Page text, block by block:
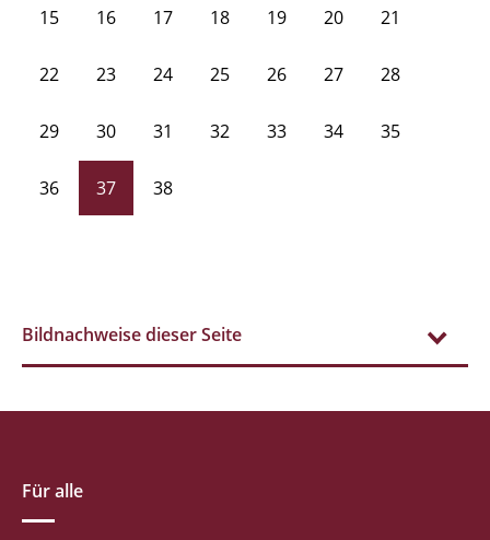
15 16 17 18 19 20 21
22 23 24 25 26 27 28
29 30 31 32 33 34 35
36 37 38
Bildnachweise dieser Seite
Für alle